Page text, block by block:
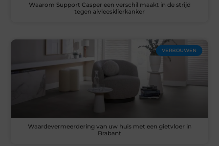
Waarom Support Casper een verschil maakt in de strijd
tegen alvleesklierkanker
VERBOUWEN
Waardevermeerdering van uw huis met een gietvloer in
Brabant